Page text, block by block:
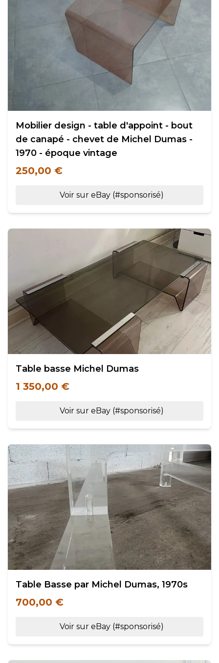
Mobilier design - table d'appoint - bout
de canapé - chevet de Michel Dumas -
1970 - époque vintage
250,00 €
Voir sur eBay (#sponsorisé)
Table basse Michel Dumas
1 350,00 €
Voir sur eBay (#sponsorisé)
Table Basse par Michel Dumas, 1970s
700,00 €
Voir sur eBay (#sponsorisé)